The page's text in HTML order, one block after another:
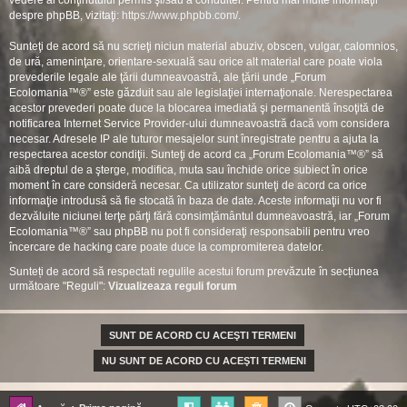
despre phpBB, vizitaţi: https://www.phpbb.com/.
Sunteţi de acord să nu scrieţi niciun material abuziv, obscen, vulgar, calomnios,
de ură, ameninţare, orientare-sexuală sau orice alt material care poate viola
prevederile legale ale ţării dumneavoastră, ale ţării unde „Forum
Ecolomania™®” este găzduit sau ale legislaţiei internaţionale. Nerespectarea
acestor prevederi poate duce la blocarea imediată şi permanentă însoţită de
notificarea Internet Service Provider-ului dumneavoastră dacă vom considera
necesar. Adresele IP ale tuturor mesajelor sunt înregistrate pentru a ajuta la
respectarea acestor condiţii. Sunteţi de acord ca „Forum Ecolomania™®” să
aibă dreptul de a şterge, modifica, muta sau închide orice subiect în orice
moment în care consideră necesar. Ca utilizator sunteţi de acord ca orice
informaţie introdusă să fie stocată în baza de date. Aceste informaţii nu vor fi
dezvăluite niciunei terţe părţi fără consimţământul dumneavoastră, iar „Forum
Ecolomania™®” sau phpBB nu pot fi consideraţi responsabili pentru vreo
încercare de hacking care poate duce la compromiterea datelor.
Sunteți de acord să respectati regulile acestui forum prevăzute în secțiunea
următoare "Reguli": Vizualizeaza reguli forum